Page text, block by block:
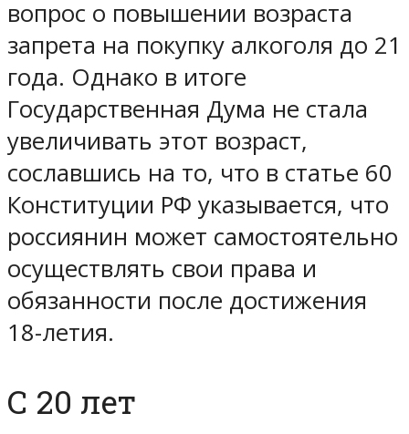
вопрос о повышении возраста
запрета на покупку алкоголя до 21
года. Однако в итоге
Государственная Дума не стала
увеличивать этот возраст,
сославшись на то, что в статье 60
Конституции РФ указывается, что
россиянин может самостоятельно
осуществлять свои права и
обязанности после достижения
18-летия.
С 20 лет